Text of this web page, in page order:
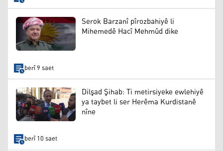
Serok Barzanî pîrozbahiyê li
Mihemedê Hacî Mehmûd dike
berî 9 saet
Dilşad Şihab: Ti metirsiyeke ewlehiyê
ya taybet li ser Herêma Kurdistanê
nîne
berî 10 saet